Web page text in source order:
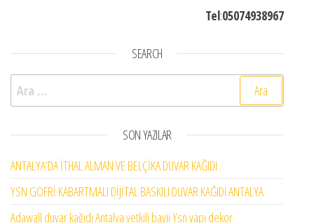
Tel:05074938967
SEARCH
Arama:
SON YAZILAR
ANTALYA’DA İTHAL ALMAN VE BELÇİKA DUVAR KAĞIDI .
YSN GOFRİ KABARTMALI DİJİTAL BASKILI DUVAR KAĞIDI ANTALYA
Adawall duvar kağıdı Antalya yetkili bayii Ysn yapı dekor